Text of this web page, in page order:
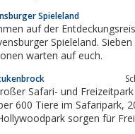
Spieleland
auf der
Spieleland.
warten auf euch.
Safari- und
im Safaripark, 20 Fahrattraktionen
sorgen für